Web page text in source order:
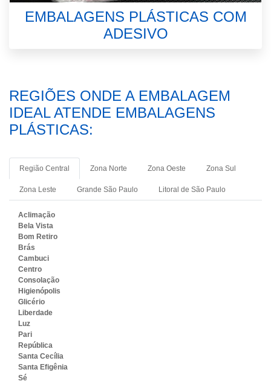
EMBALAGENS PLÁSTICAS COM
ADESIVO
REGIÕES ONDE A EMBALAGEM
IDEAL ATENDE EMBALAGENS
PLÁSTICAS:
Região Central Zona Norte Zona Oeste Zona Sul
Zona Leste Grande São Paulo Litoral de São Paulo
Aclimação
Bela Vista
Bom Retiro
Brás
Cambuci
Centro
Consolação
Higienópolis
Glicério
Liberdade
Luz
Pari
República
Santa Cecília
Santa Efigênia
Sé